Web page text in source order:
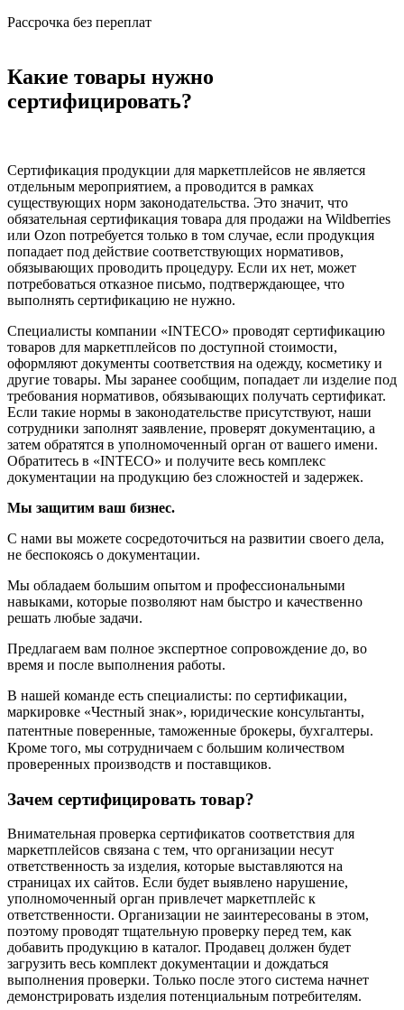
Рассрочка без переплат
Какие товары нужно
сертифицировать?
Сертификация продукции для маркетплейсов не является
отдельным мероприятием, а проводится в рамках
существующих норм законодательства. Это значит, что
обязательная сертификация товара для продажи на Wildberries
или Ozon потребуется только в том случае, если продукция
попадает под действие соответствующих нормативов,
обязывающих проводить процедуру. Если их нет, может
потребоваться отказное письмо, подтверждающее, что
выполнять сертификацию не нужно.
Специалисты компании «INTECO» проводят сертификацию
товаров для маркетплейсов по доступной стоимости,
оформляют документы соответствия на одежду, косметику и
другие товары. Мы заранее сообщим, попадает ли изделие под
требования нормативов, обязывающих получать сертификат.
Если такие нормы в законодательстве присутствуют, наши
сотрудники заполнят заявление, проверят документацию, а
затем обратятся в уполномоченный орган от вашего имени.
Обратитесь в «INTECO» и получите весь комплекс
документации на продукцию без сложностей и задержек.
Мы защитим ваш бизнес.
С нами вы можете сосредоточиться на развитии своего дела,
не беспокоясь о документации.
Мы обладаем большим опытом и профессиональными
навыками, которые позволяют нам быстро и качественно
решать любые задачи.
Предлагаем вам полное экспертное сопровождение до, во
время и после выполнения работы.
В нашей команде есть специалисты: по сертификации,
маркировке «Честный знак», юридические консультанты,
патентные поверенные, таможенные брокеры, бухгалтеры.
Кроме того, мы сотрудничаем с большим количеством
проверенных производств и поставщиков.
Зачем сертифицировать товар?
Внимательная проверка сертификатов соответствия для
маркетплейсов связана с тем, что организации несут
ответственность за изделия, которые выставляются на
страницах их сайтов. Если будет выявлено нарушение,
уполномоченный орган привлечет маркетплейс к
ответственности. Организации не заинтересованы в этом,
поэтому проводят тщательную проверку перед тем, как
добавить продукцию в каталог. Продавец должен будет
загрузить весь комплект документации и дождаться
выполнения проверки. Только после этого система начнет
демонстрировать изделия потенциальным потребителям.